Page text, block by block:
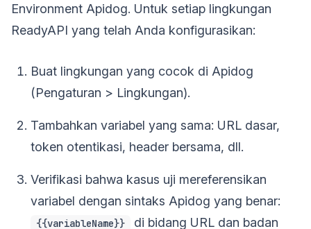
Environment Apidog. Untuk setiap lingkungan
ReadyAPI yang telah Anda konfigurasikan:
Buat lingkungan yang cocok di Apidog
(Pengaturan > Lingkungan).
Tambahkan variabel yang sama: URL dasar,
token otentikasi, header bersama, dll.
Verifikasi bahwa kasus uji mereferensikan
variabel dengan sintaks Apidog yang benar:
{{variableName}} di bidang URL dan badan